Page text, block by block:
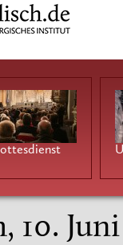
10.